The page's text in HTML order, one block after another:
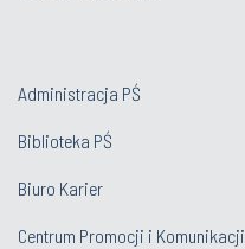
Administracja PŚ
Biblioteka PŚ
Biuro Karier
Centrum Promocji i Komunikacji